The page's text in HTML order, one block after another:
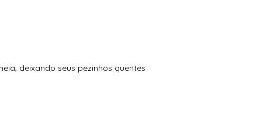
deixando seus pezinhos quentes